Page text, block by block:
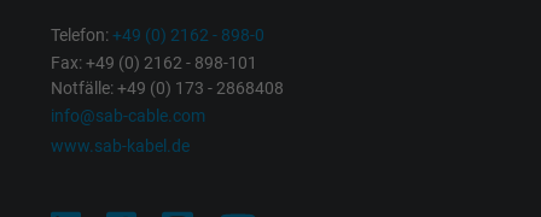
personalisierte Werbung anzeigen.
Name
bkdwCNfVtWgQ67qT8AM,49021628980,
Google Ad Conversion Tracking
Telefon:+49 (0) 2162 - 898-0
Fax: +49 (0) 2162 - 898-101
Notfälle: +49 (0) 173 - 2868408
info@sab-cable.com
www.sab-kabel.de